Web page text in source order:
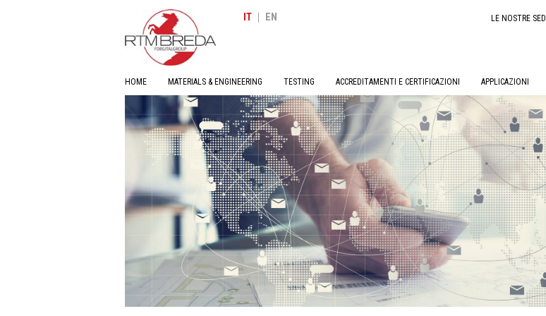
IT | EN LE NOSTRE SEDI
HOME MATERIALS & ENGINEERING TESTING ACCREDITAMENTI E CERTIFICAZIONI APPLICAZIONI